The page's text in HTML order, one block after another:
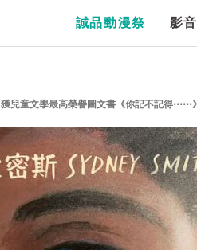
誠品動漫祭 影
獲兒童文學最高榮譽圖文書《你記不記得⋯⋯